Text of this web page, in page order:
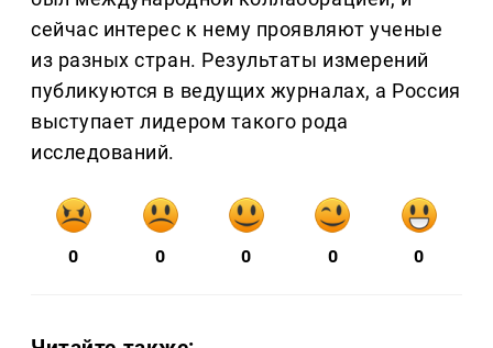
сейчас интерес к нему проявляют ученые
из разных стран. Результаты измерений
публикуются в ведущих журналах, а Россия
выступает лидером такого рода
исследований.
0 0 0 0 0